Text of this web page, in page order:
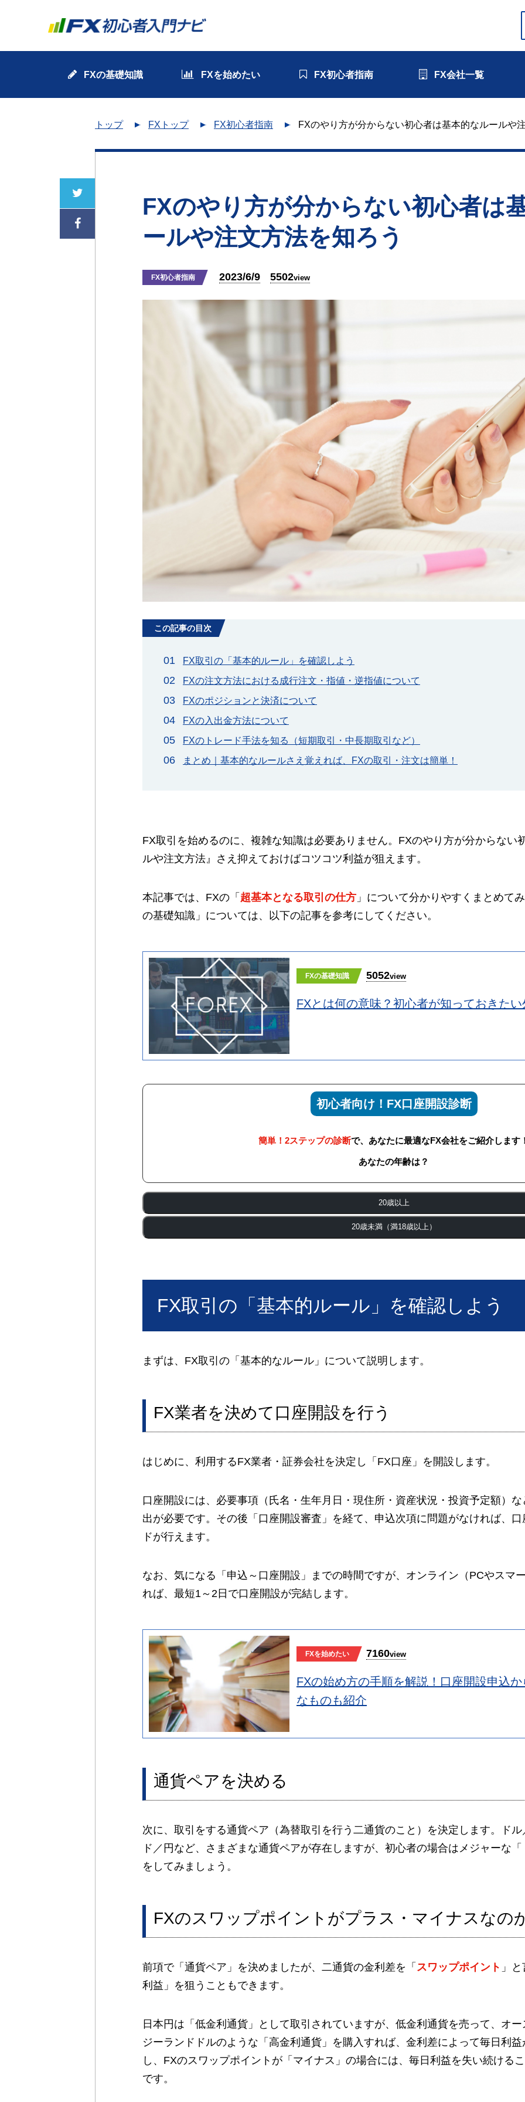
FXの基礎知識 FXを始めたい FX初心者指南 FX会社一覧
トップ FXトップ FX初心者指南 FXのやり方が分からない初心者は基本的なルールや
FXのやり方が分からない初心者は
ールや注文方法を知ろう
FX初心者指南 2023/6/9 5502view
この記事の目次
FX取引の「基本的ルール」を確認しよう
FXの注文方法における成行注文・指値・逆指値について
FXのポジションと決済について
FXの入出金方法について
FXのトレード手法を知る（短期取引・中長期取引など）
まとめ｜基本的なルールさえ覚えれば、FXの取引・注文は簡単！
FX取引を始めるのに、複雑な知識は必要ありません。FXのやり方が分からない
ルや注文方法』さえ抑えておけばコツコツ利益が狙えます。
本記事では、FXの「 超基本となる取引の仕方 」について分かりやすくまとめて
の基礎知識」については、以下の記事を参考にしてください。
FXの基礎知識 5052view
FXとは何の意味？初心者が知っておきた
初心者向け！FX口座開設診断
簡単！2ステップの診断で、あなたに最適なFX会社をご紹介します
あなたの年齢は？
20歳以上
20歳未満（満18歳以上）
FX取引の「基本的ルール」を確認しよう
まずは、FX取引の「基本的なルール」について説明します。
FX業者を決めて口座開設を行う
はじめに、利用するFX業者・証券会社を決定し「FX口座」を開設します。
口座開設には、必要事項（氏名・生年月日・現住所・資産状況・投資予定額）
出が必要です。その後「口座開設審査」を経て、申込次項に問題がなければ、
ドが行えます。
なお、気になる「申込～口座開設」までの時間ですが、オンライン（PCやスマ
れば、最短1～2日で口座開設が完結します。
FXを始めたい 7160view
FXの始め方の手順を解説！口座開設申込
なものも紹介
通貨ペアを決める
次に、取引をする通貨ペア（為替取引を行う二通貨のこと）を決定します。ド
ド／円など、さまざまな通貨ペアが存在しますが、初心者の場合はメジャーな
をしてみましょう。
FXのスワップポイントがプラス・マイナスなの
前項で「通貨ペア」を決めましたが、二通貨の金利差を「 スワップポイント 」
利益」を狙うこともできます。
日本円は「低金利通貨」として取引されていますが、低金利通貨を売って、オ
ジーランドドルのような「高金利通貨」を購入すれば、金利差によって毎日利
し、FXのスワップポイントが「マイナス」の場合には、毎日利益を失い続ける
です。